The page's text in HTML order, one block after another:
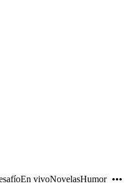
En vivoNovelasHumor